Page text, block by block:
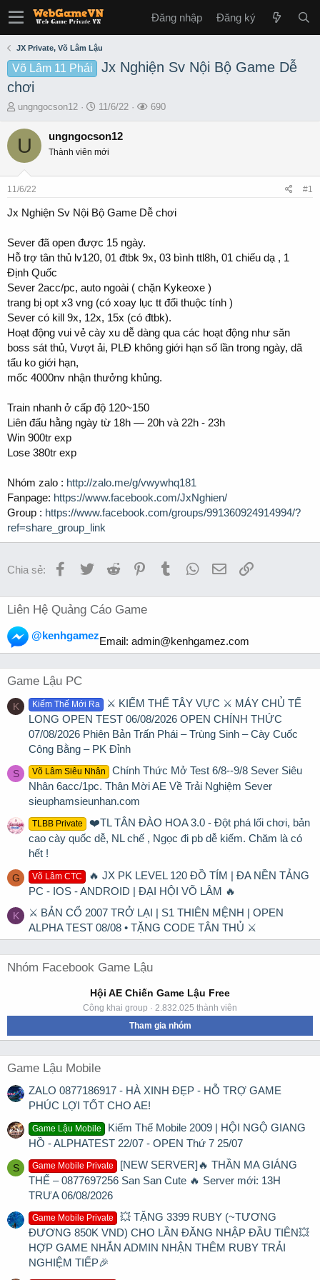
Đăng nhập Đăng ký
JX Private, Võ Lâm Lậu
Võ Lâm 11 Phái
Jx Nghiện Sv Nội Bộ Game Dễ
chơi
T
r
s
a
e
r
ungngocson12
S
a
t
e
11/6/22
L
690
U ungngocson12
Thành viên mới
11/6/22 #1
Jx Nghiện Sv Nội Bộ Game Dễ chơi
Sever đã open được 15 ngày.
Hỗ trợ tân thủ lv120, 01 đtbk 9x, 03 bình ttl8h, 01 chiếu dạ , 1
Định Quốc
Sever 2acc/pc, auto ngoài ( chặn Kykeoxe )
trang bị opt x3 vng (có xoay lục tt đổi thuộc tính )
Sever có kill 9x, 12x, 15x (có đtbk).
Hoạt động vui vẻ cày xu dễ dàng qua các hoạt động như săn
boss sát thủ, Vượt ải, PLĐ không giới hạn số lần trong ngày, dã
tẩu ko giới hạn,
mốc 4000nv nhận thưởng khủng.
Train nhanh ở cấp độ 120~150
Liên đấu hằng ngày từ 18h — 20h và 22h - 23h
Win 900tr exp
Lose 380tr exp
Nhóm zalo : http://zalo.me/g/vwywhq181
Fanpage: https://www.facebook.com/JxNghien/
Group : https://www.facebook.com/groups/991360924914994/?
ref=share_group_link
Chia sẻ: Facebook
TwitterReddit PinterestTumblrWhatsApp
EmailLink
Liên Hệ Quảng Cáo Game
@kenhgamezEmail: admin@kenhgamez.com
Game Lậu PC
K Kiếm Thế Mới Ra
⚔️ KIẾM THẾ TÂY VỰC ⚔️ MÁY CHỦ TẾ
LONG OPEN TEST 06/08/2026 OPEN CHÍNH THỨC
07/08/2026 Phiên Bản Trấn Phái – Trùng Sinh – Cày Cuốc
Công Bằng – PK Đỉnh
S Võ Lâm Siêu Nhân
Chính Thức Mở Test 6/8--9/8 Sever Siêu
Nhân 6acc/1pc. Thân Mời AE Về Trải Nghiệm Sever
sieuphamsieunhan.com
TLBB Private
❤️TL TÂN ĐÀO HOA 3.0 - Đột phá lối chơi, bản
cao cày quốc dễ, NL chế , Ngọc đi pb dễ kiếm. Chăm là có
hết !
G Võ Lâm CTC
🔥 JX PK LEVEL 120 ĐỒ TÍM | ĐA NỀN TẢNG
PC - IOS - ANDROID | ĐẠI HỘI VÕ LÂM 🔥
K
⚔ BẢN CỔ 2007 TRỞ LẠI | S1 THIÊN MỆNH | OPEN
ALPHA TEST 08/08 • TẶNG CODE TÂN THỦ ⚔
Nhóm Facebook Game Lậu
Hội AE Chiến Game Lậu Free
Công khai group · 2.832.025 thành viên
Tham gia nhóm
Game Lậu Mobile
ZALO 0877186917 - HÀ XINH ĐẸP - HỖ TRỢ GAME
PHÚC LỢI TỐT CHO AE!
Game Lậu Mobile
Kiếm Thế Mobile 2009 | HỘI NGỘ GIANG
HỒ - ALPHATEST 22/07 - OPEN Thứ 7 25/07
S Game Mobile Private
[NEW SERVER]🔥 THẦN MA GIÁNG
THẾ – 0877697256 San San Cute 🔥 Server mới: 13H
TRƯA 06/08/2026
Game Mobile Private
💥 TẶNG 3399 RUBY (~TƯƠNG
ĐƯƠNG 850K VND) CHO LẦN ĐĂNG NHẬP ĐẦU TIÊN💥
HỢP GAME NHẮN ADMIN NHẬN THÊM RUBY TRẢI
NGHIỆM TIẾP🎉